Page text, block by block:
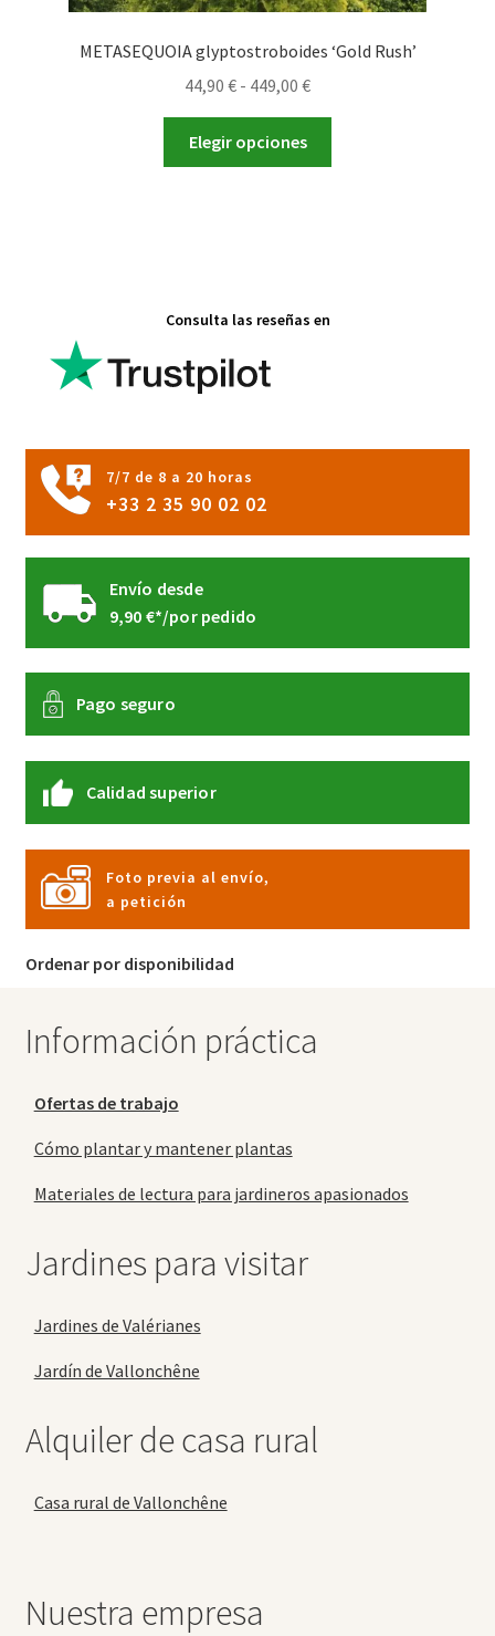
METASEQUOIA glyptostroboides ‘Gold Rush’
44,90 € - 449,00 €Rango
desde
Elegir opciones
Consulta las reseñas en
7/7 de 8 a 20 horas
+33 2 35 90 02 02
Envío desde
9,90 €*/por pedido
Pago seguro
Calidad superior
Foto previa al envío,
a petición
Ordenar por disponibilidad
Información práctica
Ofertas de trabajo
Cómo plantar y mantener plantas
Materiales de lectura para jardineros apasionados
Jardines para visitar
Jardines de Valérianes
Jardín de Vallonchêne
Alquiler de casa rural
Casa rural de Vallonchêne
Nuestra empresa